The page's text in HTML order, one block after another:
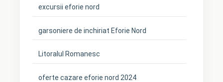
excursii eforie nord
garsoniere de inchiriat Eforie Nord
Litoralul Romanesc
oferte cazare eforie nord 2024